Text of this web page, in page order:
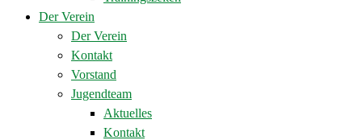
Der Verein
Der Verein
Kontakt
Vorstand
Jugendteam
Aktuelles
Kontakt